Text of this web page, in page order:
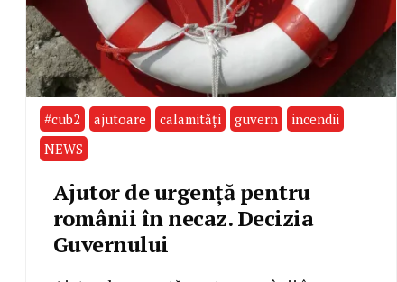
#cub2 ajutoare calamități guvern
incendii
NEWS
Ajutor de urgență pentru
românii în necaz. Decizia
Guvernului